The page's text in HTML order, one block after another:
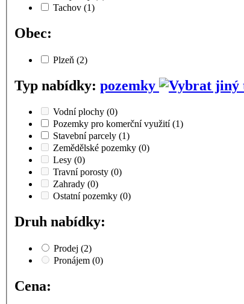
Tachov (1)
Obec:
Plzeň (2)
Typ nabídky: pozemky
Vodní plochy (0)
Pozemky pro komerční využití(1)
Stavební parcely (1)
Zemědělské pozemky (0)
Lesy (0)
Travní porosty (0)
Zahrady (0)
Ostatní pozemky (0)
Druh nabídky:
Prodej (2)
Pronájem (0)
Cena: